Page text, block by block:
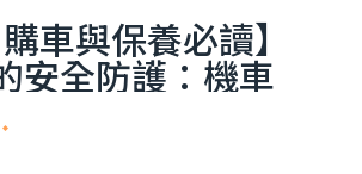
購車與保養必讀】
安全防護：機車
火發不動怎麼
老闆教您自檢 3 大